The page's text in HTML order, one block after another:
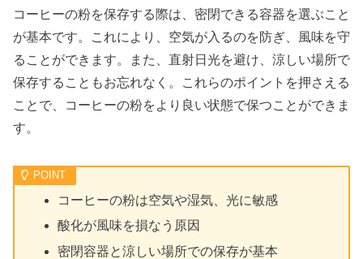
コーヒーの粉を保存する際は、密閉できる容器を選ぶこと
が基本です。これにより、空気が入るのを防ぎ、風味を守
ることができます。また、直射日光を避け、涼しい場所で
保存することもお忘れなく。これらのポイントを押さえる
ことで、コーヒーの粉をより良い状態で保つことができま
す。
コーヒーの粉は空気や湿気、光に敏感
酸化が風味を損なう原因
密閉容器と涼しい場所での保存が基本